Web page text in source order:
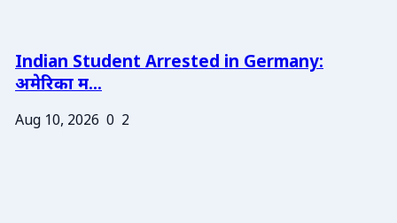
Indian Student Arrested in Germany:
अमेरिका म...
Aug 10, 2026 0 2